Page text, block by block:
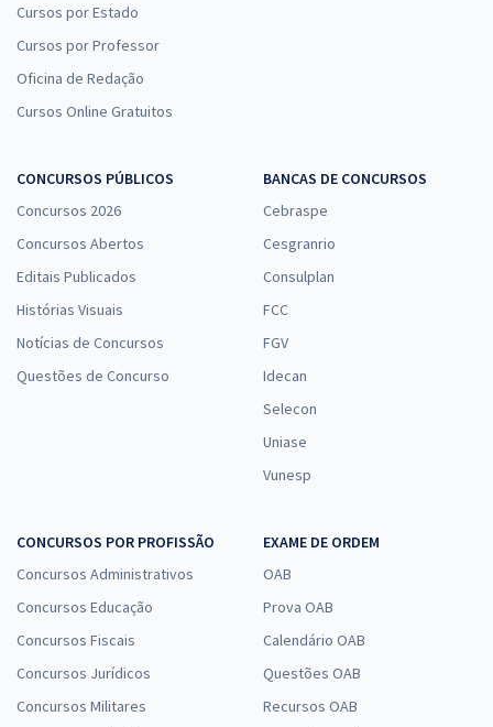
Cursos por Estado
Cursos por Professor
Oficina de Redação
Cursos Online Gratuitos
CONCURSOS PÚBLICOS
Concursos 2026
Concursos Abertos
Editais Publicados
Histórias Visuais
Notícias de Concursos
Questões de Concurso
BANCAS DE CONCURSOS
Cebraspe
Cesgranrio
Consulplan
FCC
FGV
Idecan
Selecon
Uniase
Vunesp
CONCURSOS POR PROFISSÃO
Concursos Administrativos
Concursos Educação
Concursos Fiscais
Concursos Jurídicos
Concursos Militares
EXAME DE ORDEM
OAB
Prova OAB
Calendário OAB
Questões OAB
Recursos OAB